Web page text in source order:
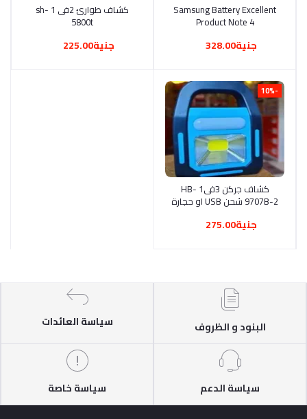
أضف إلى السلة
Samsung Battery Excellent
Product Note 4
جنية328.00
أضف إلى السلة كشاف طوارئ 2فى 1 sh-
5800t
جنية225.00
-10%
أضف إلى السلةكشاف جركن 3فى1 HB-
9707B-2 شحن USB او حجارة
جنية275.00
البنود و الظروف سياسة العائدات
سياسة الدعم سياسة خاصة